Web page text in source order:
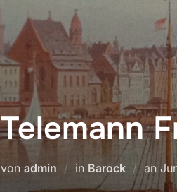
Telemann
von admin in Barock an
am